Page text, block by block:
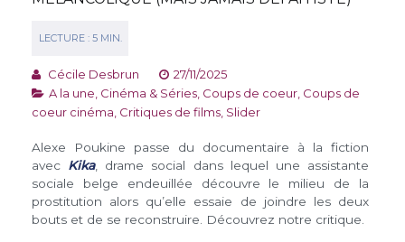
Cécile Desbrun
27/11/2025
A la une Cinéma & Séries Coups de coeur Coups de
coeur cinéma Critiques de films Slider
Alexe Poukine passe du documentaire à la fiction
avec Kika, drame social dans lequel une assistante
sociale belge endeuillée découvre le milieu de la
prostitution alors qu’elle essaie de joindre les deux
bouts et de se reconstruire. Découvrez notre critique.